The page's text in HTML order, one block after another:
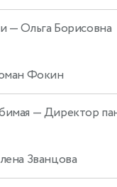
— Ольга Борисовна
Фокин
— Директор
Званцова